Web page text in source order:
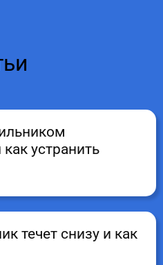
устранить
течет снизу и как